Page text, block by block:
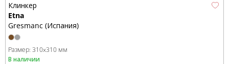
Клинкер
Etna
Gresmanc (Испания)
Размер: 310x310 мм
В наличии